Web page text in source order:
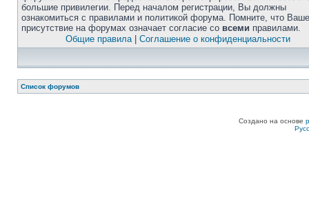
большие привилегии. Перед началом регистрации, Вы должны
ознакомиться с правилами и политикой форума. Помните, что Ваше
присутствие на форумах означает согласие со всеми правилами.
Общие правила| Соглашение о конфиденциальности
Список форумов
Создано на основе